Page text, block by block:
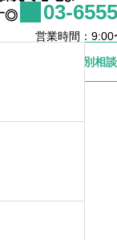
03-
営業時間：9:00
個別相談
◎